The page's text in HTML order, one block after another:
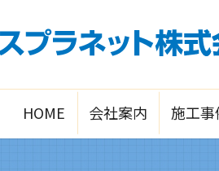
HOME 会社案内 施工事